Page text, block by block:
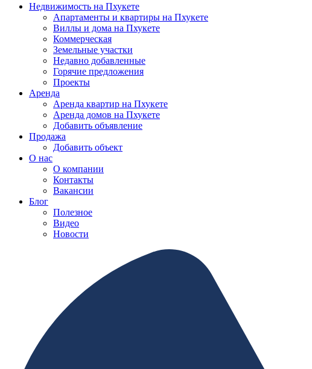
Недвижимость на Пхукете
Апартаменты и квартиры на Пхукете
Виллы и дома на Пхукете
Коммерческая
Земельные участки
Недавно добавленные
Горячие предложения
Проекты
Аренда
Аренда квартир на Пхукете
Аренда домов на Пхукете
Добавить объявление
Продажа
Добавить объект
О нас
О компании
Контакты
Вакансии
Блог
Полезное
Видео
Новости